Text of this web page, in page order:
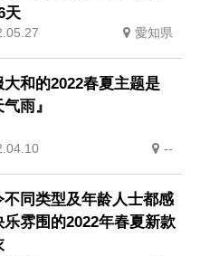
天
愛知県
大和的2022春夏主题是
气雨』
--
不同类型及年龄人士都感
乐雰围的2022年春夏新款